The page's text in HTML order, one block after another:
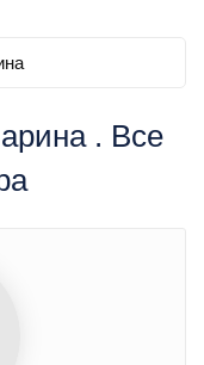
. Все